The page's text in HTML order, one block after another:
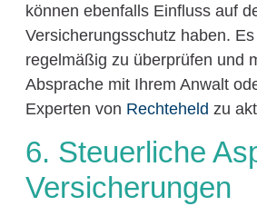
können ebenfalls Einfluss auf
Versicherungsschutz haben.
regelmäßig zu überprüfen und
Absprache mit Ihrem Anwalt
Experten von Rechteheld zu
6. Steuerliche
Versicherungen